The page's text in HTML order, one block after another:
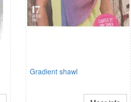
Gradient shawl